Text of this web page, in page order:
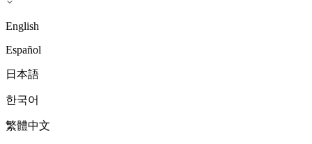
English
Español
日本語
한국어
繁體中文